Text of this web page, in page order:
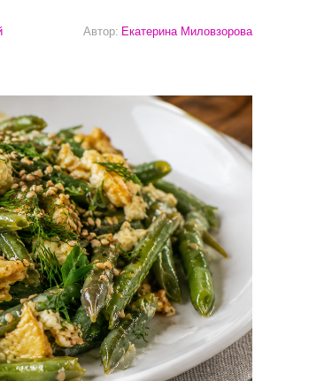
Автор: Екатерина Миловзорова